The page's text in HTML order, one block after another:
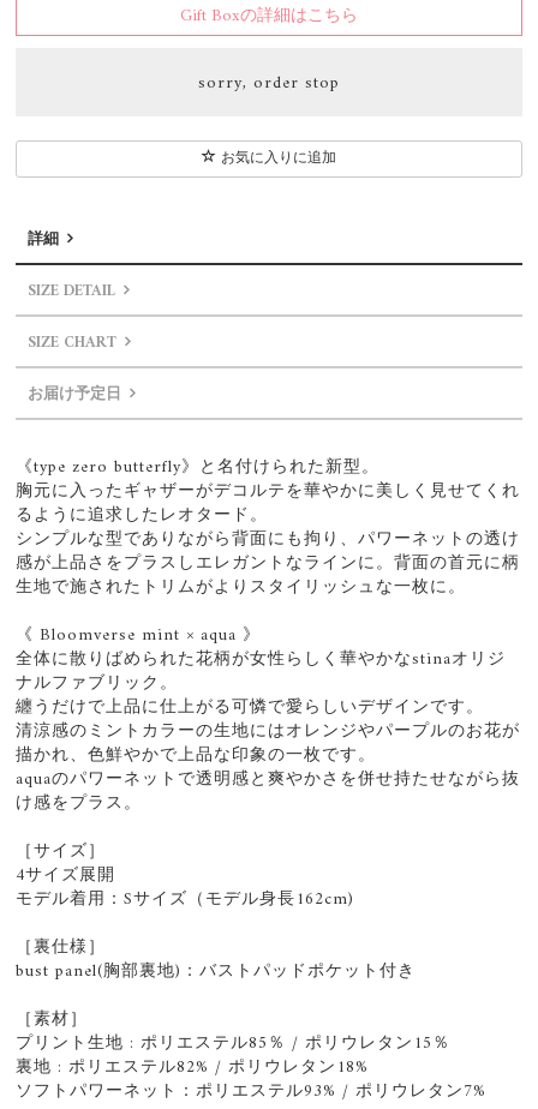
Gift Boxの詳細はこちら
sorry, order stop
お気に入りに追加
詳細
SIZE DETAIL
SIZE CHART
お届け予定日
《type zero butterfly》と名付けられた新型。
胸元に入ったギャザーがデコルテを華やかに美しく見せてくれ
るように追求したレオタード。
シンプルな型でありながら背面にも拘り、パワーネットの透け
感が上品さをプラスしエレガントなラインに。背面の首元に柄
生地で施されたトリムがよりスタイリッシュな一枚に。
《 Bloomverse mint × aqua 》
全体に散りばめられた花柄が女性らしく華やかなstinaオリジ
ナルファブリック。
纏うだけで上品に仕上がる可憐で愛らしいデザインです。
清涼感のミントカラーの生地にはオレンジやパープルのお花が
描かれ、色鮮やかで上品な印象の一枚です。
aquaのパワーネットで透明感と爽やかさを併せ持たせながら抜
け感をプラス。
［サイズ］
4サイズ展開
モデル着用：Sサイズ（モデル身長162cm)
［裏仕様］
bust panel(胸部裏地)：バストパッドポケット付き
［素材］
プリント生地 : ポリエステル85％ / ポリウレタン15％
裏地 : ポリエステル82% / ポリウレタン18%
ソフトパワーネット：ポリエステル93% / ポリウレタン7%